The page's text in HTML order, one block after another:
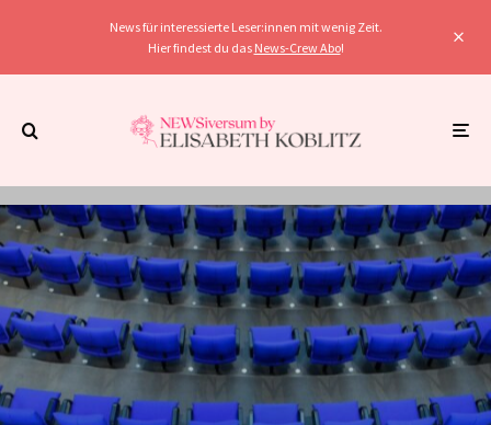
News für interessierte Leser:innen mit wenig Zeit.
Hier findest du das News-Crew Abo!